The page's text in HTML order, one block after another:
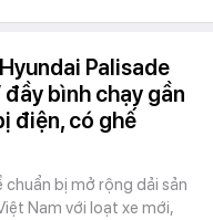
Palisade
đầy bình chạy gần
điện, có ghế
chuẩn bị mở rộng dải sản
Nam với loạt xe mới,